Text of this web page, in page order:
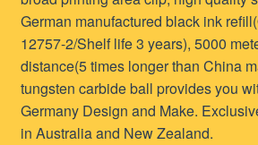
German manufactured black ink
12757-2/Shelf life 3 years), 5000
distance(5 times longer than China
tungsten carbide ball provides you
Germany Design and Make.
in Australia and New Zealand.